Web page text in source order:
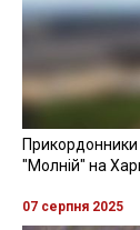
Прикордонники
"Молній" на
07 серпня 2025